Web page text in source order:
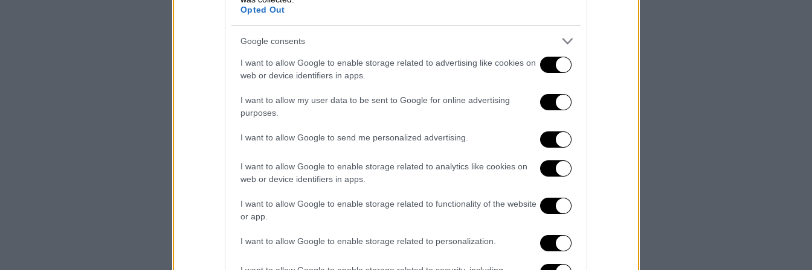
Opted Out
Google consents
I want to allow Google to enable storage related to advertising like cookies on
web or device identifiers in apps.
I want to allow my user data to be sent to Google for online advertising
purposes.
I want to allow Google to send me personalized advertising.
I want to allow Google to enable storage related to analytics like cookies on
web or device identifiers in apps.
I want to allow Google to enable storage related to functionality of the website
or app.
I want to allow Google to enable storage related to personalization.